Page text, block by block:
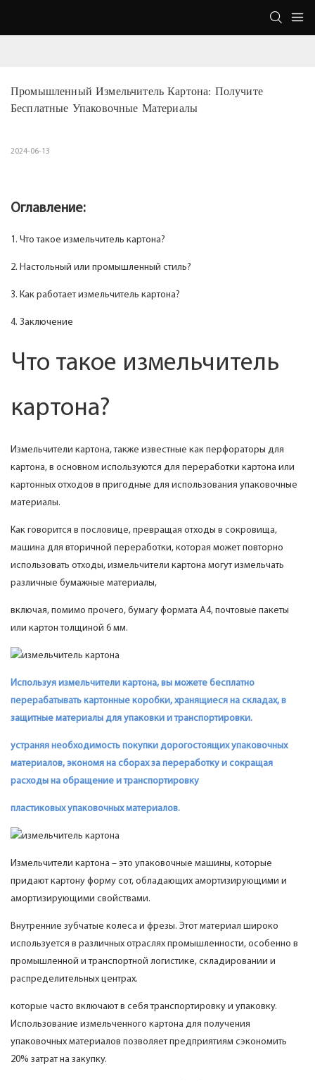
Промышленный Измельчитель Картона: Получите
Бесплатные Упаковочные Материалы
2024-06-13
Оглавление:
1. Что такое измельчитель картона?
2. Настольный или промышленный стиль?
3. Как работает измельчитель картона?
4. Заключение
Что такое измельчитель
картона?
Измельчители картона, также известные как перфораторы для
картона, в основном используются для переработки картона или
картонных отходов в пригодные для использования упаковочные
материалы.
Как говорится в пословице, превращая отходы в сокровища,
машина для вторичной переработки, которая может повторно
использовать отходы, измельчители картона могут измельчать
различные бумажные материалы,
включая, помимо прочего, бумагу формата А4, почтовые пакеты
или картон толщиной 6 мм.
Используя измельчители картона, вы можете бесплатно
перерабатывать картонные коробки, хранящиеся на складах, в
защитные материалы для упаковки и транспортировки.
устраняя необходимость покупки дорогостоящих упаковочных
материалов, экономя на сборах за переработку и сокращая
расходы на обращение и транспортировку
пластиковых упаковочных материалов.
Измельчители картона – это упаковочные машины, которые
придают картону форму сот, обладающих амортизирующими и
амортизирующими свойствами.
Внутренние зубчатые колеса и фрезы. Этот материал широко
используется в различных отраслях промышленности, особенно в
промышленной и транспортной логистике, складировании и
распределительных центрах.
которые часто включают в себя транспортировку и упаковку.
Использование измельченного картона для получения
упаковочных материалов позволяет предприятиям сэкономить
20% затрат на закупку.